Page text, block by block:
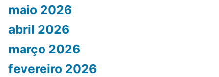
maio 2026
abril 2026
março 2026
fevereiro 2026